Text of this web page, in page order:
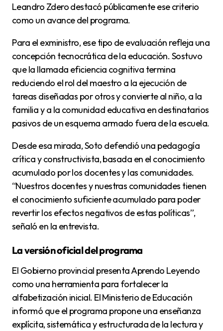
Leandro Zdero destacó públicamente ese criterio
como un avance del programa.
Para el exministro, ese tipo de evaluación refleja una
concepción tecnocrática de la educación. Sostuvo
que la llamada eficiencia cognitiva termina
reduciendo el rol del maestro a la ejecución de
tareas diseñadas por otros y convierte al niño, a la
familia y a la comunidad educativa en destinatarios
pasivos de un esquema armado fuera de la escuela.
Desde esa mirada, Soto defendió una pedagogía
crítica y constructivista, basada en el conocimiento
acumulado por los docentes y las comunidades.
“Nuestros docentes y nuestras comunidades tienen
el conocimiento suficiente acumulado para poder
revertir los efectos negativos de estas políticas”,
señaló en la entrevista.
La versión oficial del programa
El Gobierno provincial presenta Aprendo Leyendo
como una herramienta para fortalecer la
alfabetización inicial. El Ministerio de Educación
informó que el programa propone una enseñanza
explícita, sistemática y estructurada de la lectura y